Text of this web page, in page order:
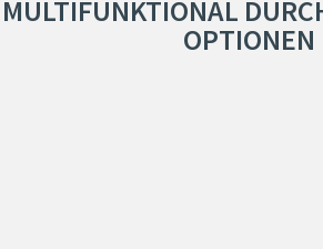
MULTIFUNKTIONAL
OPTIONEN